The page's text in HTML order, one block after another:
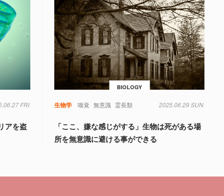
FRI
アを盗
BIOLOGY
生物学 嗅覚 無意識 霊長類 2025.06.29 SUN
「ここ、嫌な感じがする」生物は死がある場
所を無意識に避ける事ができる